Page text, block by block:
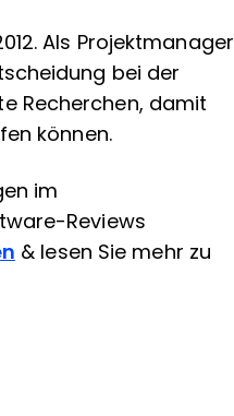
Als Projektmanager
bei der
Recherchen, damit
können.
im
Reviews
& lesen Sie mehr zu